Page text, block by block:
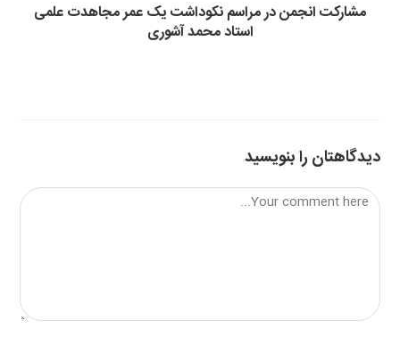
مشارکت انجمن در مراسم نکوداشت یک عمر مجاهدت علمی
استاد محمد آشوری
دیدگاهتان را بنویسید
Comment